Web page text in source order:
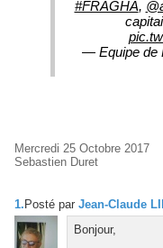
#FRAGHA,
— Equipe de
Mercredi 25 Octobre 2017
Sebastien Duret
1. Posté par Jean-Claude
Bonjour,